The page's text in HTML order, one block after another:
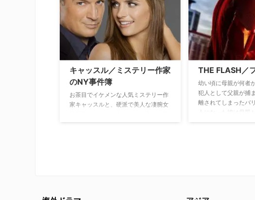
う”ユートピア論”を
切り裂きジャックの
ちが訪れる。医師で
ティーブンソンのカ
ついた包丁が発見さ
クの正体が明らかと
ムマシンを奪い逃走
装置のおかげで元の
タイムマシンに乗り
ェルズが到着したの
ークだった…。
キャッスル／ミステリー作家
のNY事件簿
お茶目でイケメンな人気ミステリー作
家キャッスルと、硬派で美人な凄腕女
THE FLASH／
幼い頃に母親が何者
犯人として父親が捕
離されてしまったバ
人になった彼は母親